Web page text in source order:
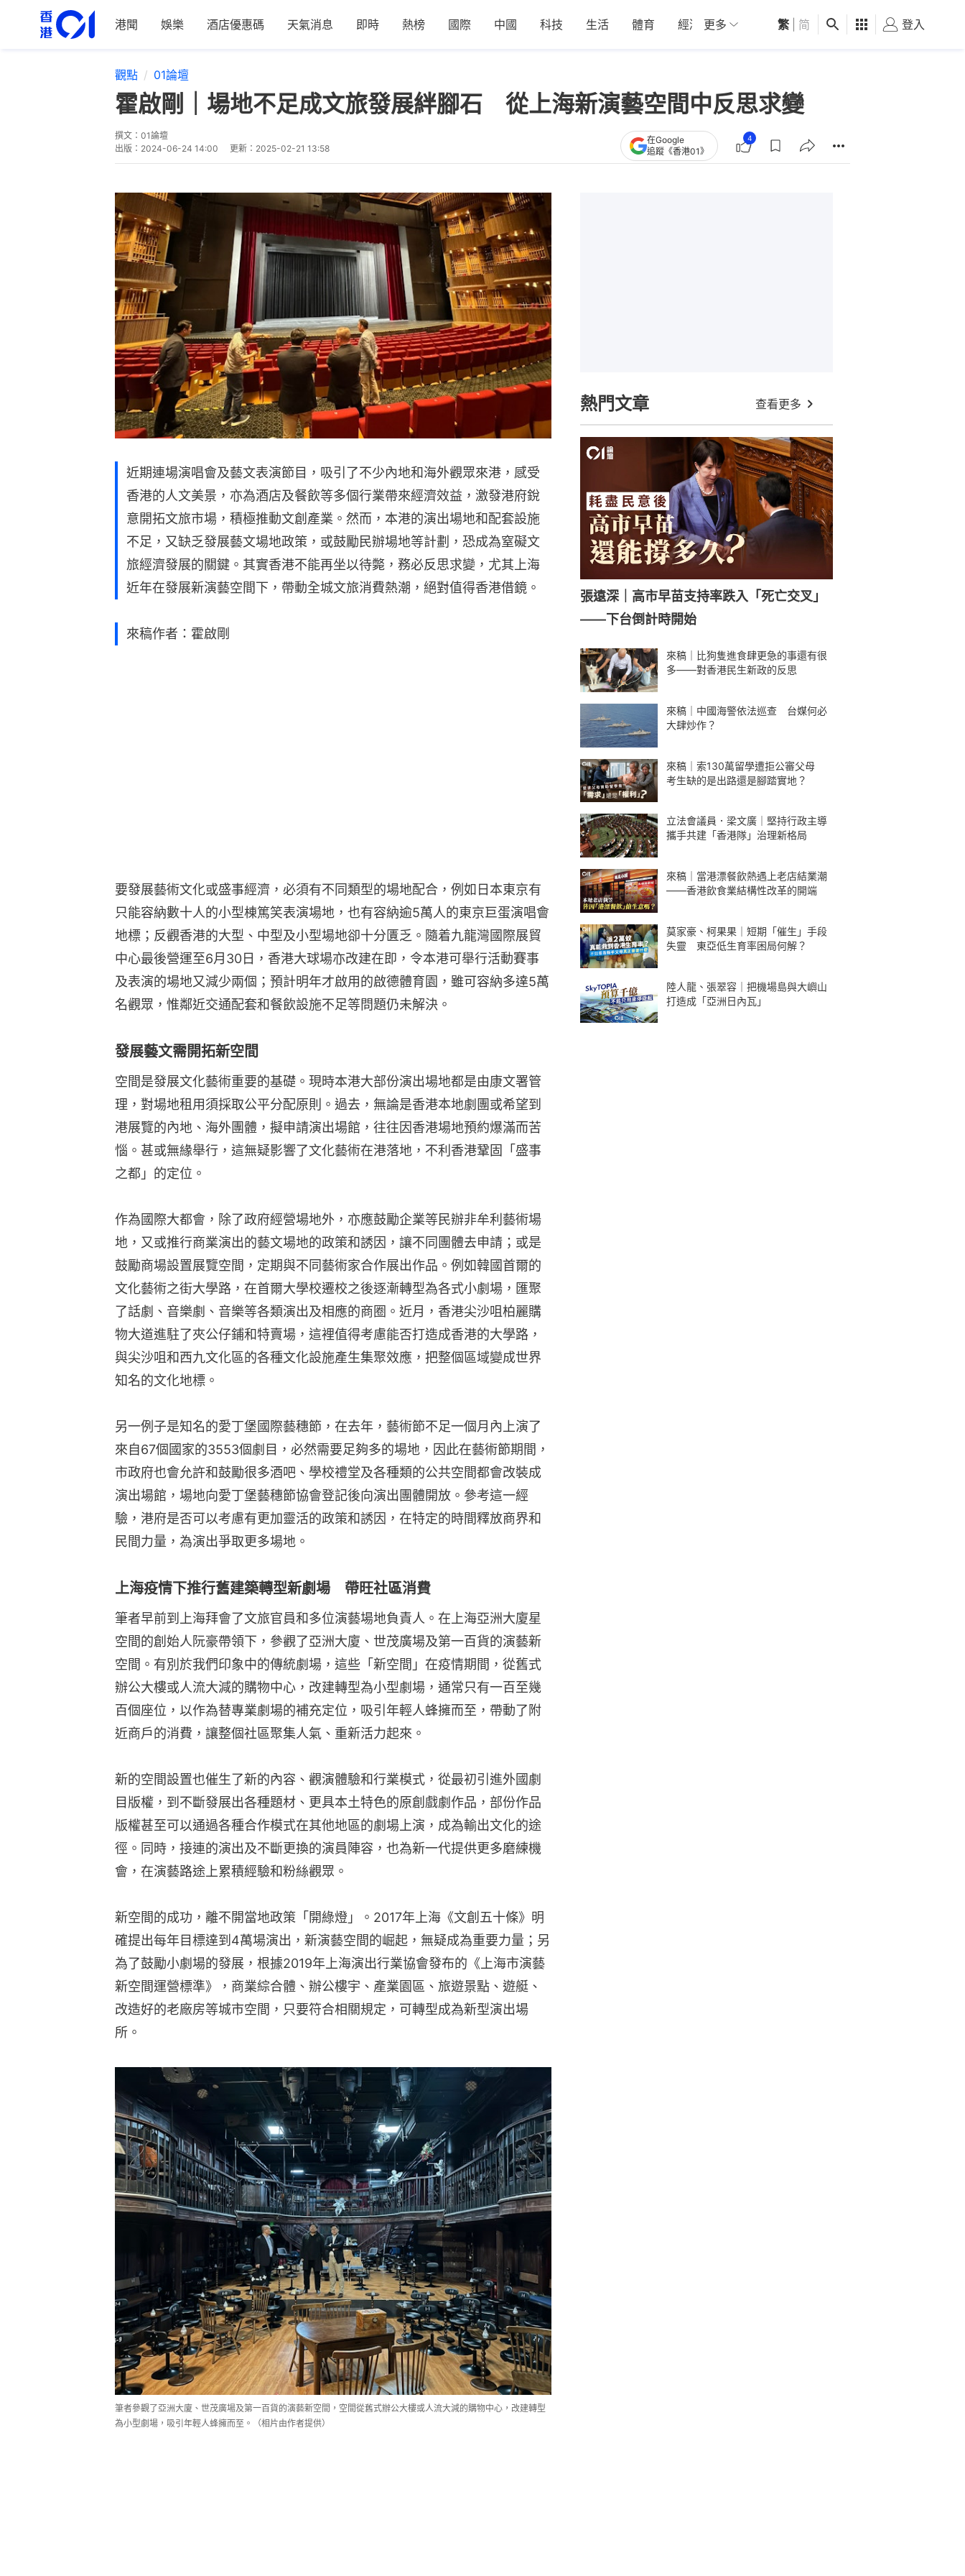
港聞 娛樂 酒店優惠碼 天氣消息 即時 熱榜 國際 中國 科技 生活 體育 經濟 01深圳 觀點 健康 好食玩飛
更多 繁 简 登入
觀點 01論壇
霍啟剛｜場地不足成文旅發展絆腳石 從上海新演藝空間中反思求變
撰文： 01論壇
出版： 2024-06-24 14:00 更新： 2025-02-21 13:58
在Google
追蹤《香港01》
4
近期連場演唱會及藝文表演節目，吸引了不少內地和海外觀眾來港，感受
香港的人文美景，亦為酒店及餐飲等多個行業帶來經濟效益，激發港府銳
意開拓文旅市場，積極推動文創產業。然而，本港的演出場地和配套設施
不足，又缺乏發展藝文場地政策，或鼓勵民辦場地等計劃，恐成為窒礙文
旅經濟發展的關鍵。其實香港不能再坐以待斃，務必反思求變，尤其上海
近年在發展新演藝空間下，帶動全城文旅消費熱潮，絕對值得香港借鏡。
來稿作者：霍啟剛
要發展藝術文化或盛事經濟，必須有不同類型的場地配合，例如日本東京有
只能容納數十人的小型棟篤笑表演場地，也有容納逾5萬人的東京巨蛋演唱會
地標；反觀香港的大型、中型及小型場地卻十分匱乏。隨着九龍灣國際展貿
中心最後營運至6月30日，香港大球場亦改建在即，令本港可舉行活動賽事
及表演的場地又減少兩個；預計明年才啟用的啟德體育園，雖可容納多達5萬
名觀眾，惟鄰近交通配套和餐飲設施不足等問題仍未解決。
發展藝文需開拓新空間
空間是發展文化藝術重要的基礎。現時本港大部份演出場地都是由康文署管
理，對場地租用須採取公平分配原則。過去，無論是香港本地劇團或希望到
港展覽的內地、海外團體，擬申請演出場館，往往因香港場地預約爆滿而苦
惱。甚或無緣舉行，這無疑影響了文化藝術在港落地，不利香港鞏固「盛事
之都」的定位。
作為國際大都會，除了政府經營場地外，亦應鼓勵企業等民辦非牟利藝術場
地，又或推行商業演出的藝文場地的政策和誘因，讓不同團體去申請；或是
鼓勵商場設置展覽空間，定期與不同藝術家合作展出作品。例如韓國首爾的
文化藝術之街大學路，在首爾大學校遷校之後逐漸轉型為各式小劇場，匯聚
了話劇、音樂劇、音樂等各類演出及相應的商圈。近月，香港尖沙咀柏麗購
物大道進駐了夾公仔鋪和特賣場，這裡值得考慮能否打造成香港的大學路，
與尖沙咀和西九文化區的各種文化設施產生集聚效應，把整個區域變成世界
知名的文化地標。
另一例子是知名的愛丁堡國際藝穗節，在去年，藝術節不足一個月內上演了
來自67個國家的3553個劇目，必然需要足夠多的場地，因此在藝術節期間，
市政府也會允許和鼓勵很多酒吧、學校禮堂及各種類的公共空間都會改裝成
演出場館，場地向愛丁堡藝穗節協會登記後向演出團體開放。參考這一經
驗，港府是否可以考慮有更加靈活的政策和誘因，在特定的時間釋放商界和
民間力量，為演出爭取更多場地。
上海疫情下推行舊建築轉型新劇場 帶旺社區消費
筆者早前到上海拜會了文旅官員和多位演藝場地負責人。在上海亞洲大廈星
空間的創始人阮豪帶領下，參觀了亞洲大廈、世茂廣場及第一百貨的演藝新
空間。有別於我們印象中的傳統劇場，這些「新空間」在疫情期間，從舊式
辦公大樓或人流大減的購物中心，改建轉型為小型劇場，通常只有一百至幾
百個座位，以作為替專業劇場的補充定位，吸引年輕人蜂擁而至，帶動了附
近商戶的消費，讓整個社區聚集人氣、重新活力起來。
新的空間設置也催生了新的內容、觀演體驗和行業模式，從最初引進外國劇
目版權，到不斷發展出各種題材、更具本土特色的原創戲劇作品，部份作品
版權甚至可以通過各種合作模式在其他地區的劇場上演，成為輸出文化的途
徑。同時，接連的演出及不斷更換的演員陣容，也為新一代提供更多磨練機
會，在演藝路途上累積經驗和粉絲觀眾。
新空間的成功，離不開當地政策「開綠燈」。2017年上海《文創五十條》明
確提出每年目標達到4萬場演出，新演藝空間的崛起，無疑成為重要力量；另
為了鼓勵小劇場的發展，根據2019年上海演出行業協會發布的《上海市演藝
新空間運營標準》，商業綜合體、辦公樓宇、產業園區、旅遊景點、遊艇、
改造好的老廠房等城市空間，只要符合相關規定，可轉型成為新型演出場
所。
筆者參觀了亞洲大廈、世茂廣場及第一百貨的演藝新空間，空間從舊式辦公大樓或人流大減的購物中心，改建轉型
為小型劇場，吸引年輕人蜂擁而至。（相片由作者提供）
熱門文章 查看更多
張遠深｜高市早苗支持率跌入「死亡交叉」
——下台倒計時開始
來稿｜比狗隻進食肆更急的事還有很
多——對香港民生新政的反思
來稿｜中國海警依法巡查 台媒何必
大肆炒作？
來稿｜索130萬留學遭拒公審父母
考生缺的是出路還是腳踏實地？
立法會議員．梁文廣｜堅持行政主導
攜手共建「香港隊」治理新格局
來稿｜當港漂餐飲熱遇上老店結業潮
——香港飲食業結構性改革的開端
莫家豪、柯果果｜短期「催生」手段
失靈 東亞低生育率困局何解？
陸人龍、張翠容｜把機場島與大嶼山
打造成「亞洲日內瓦」